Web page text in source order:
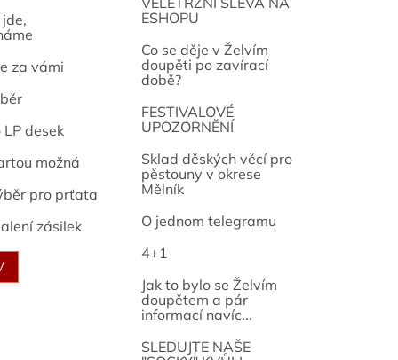
za vámi
desek
možná
pro prťata
zásilek
ESHOPU
Co se děje v Želvím
doupěti po zavírací
době?
FESTIVALOVÉ
UPOZORNĚNÍ
Sklad děských věcí pro
pěstouny v okrese
Mělník
O jednom telegramu
4+1
Jak to bylo se Želvím
doupětem a pár
informací navíc...
SLEDUJTE NAŠE